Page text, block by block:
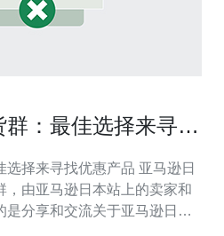
：最佳选择来寻找
寻找优惠产品 亚马逊日
，由亚马逊日本站上的卖家和
分享和交流关于亚马逊日本